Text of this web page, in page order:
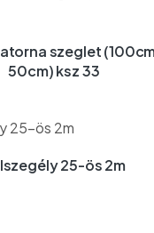
szeglet
50cm) ksz 33
25-ös 2m